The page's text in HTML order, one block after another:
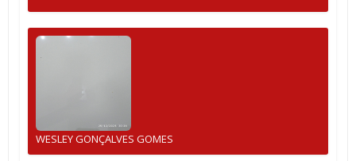
WESLEY GONÇALVES GOMES